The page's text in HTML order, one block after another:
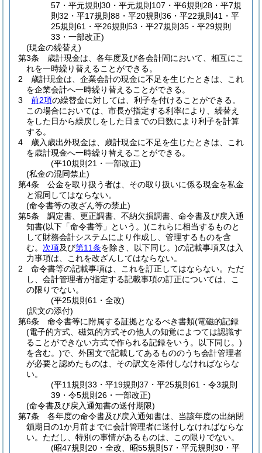
57・平元規則30・平元規則107・平6規則28・平7規
則32・平17規則88・平20規則36・平22規則41・平
25規則61・平26規則53・平27規則35・平29規則
33・一部改正)
(現金の繰替え)
第3条
歳計現金は、各年度及び各会計間において、相互にこ
れを一時繰り替えることができる。
2
歳計現金は、企業会計の現金に不足を生じたときは、これ
を企業会計へ一時繰り替えることができる。
3
前2項の繰替金に対しては、利子を付けることができる。
この場合においては、市長が指定する利率により、繰替え
をした日から繰戻しをした日までの日数により利子を計算
する。
4
歳入歳出外現金は、歳計現金に不足を生じたときは、これ
を歳計現金へ一時繰り替えることができる。
(平10規則21・一部改正)
(私金の混同禁止)
第4条
公金を取り扱う者は、その取り扱いに係る現金を私金
と混同してはならない。
(命令書等の改ざん等の禁止)
第5条
調定書、更正調書、不納欠損調書、命令書及び戻入通
知書(以下「命令書等」という。)(これらに相当するものと
して財務会計システムにより作成し、管理するものを含
む。 次項及び第11条を除き、以下同じ。)の記載事項又は入
力事項は、これを改ざんしてはならない。
2
命令書等の記載事項は、これを訂正してはならない。 ただ
し、会計管理者が指定する記載事項の訂正については、こ
の限りでない。
(平25規則61・全改)
(訳文の添付)
第6条
命令書等に附属する証拠となるべき書類(電磁的記録
(電子的方式、磁気的方式その他人の知覚によつては認識す
ることができない方式で作られる記録をいう。以下同じ。)
を含む。)で、外国文で記載してあるもののうち会計管理者
が必要と認めたものは、その訳文を添付しなければならな
い。
(平11規則33・平19規則37・平25規則61・令3規則
39・令5規則26・一部改正)
(命令書及び戻入通知書の送付期限)
第7条
各年度の命令書及び戻入通知書は、当該年度の出納閉
鎖期日の1か月前までに会計管理者に送付しなければならな
い。 ただし、特別の事情があるものは、この限りでない。
(昭47規則20・全改、昭55規則57・平元規則30・平